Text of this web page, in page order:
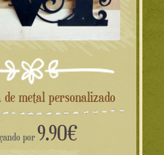
de metal personalizado
por 9.90€